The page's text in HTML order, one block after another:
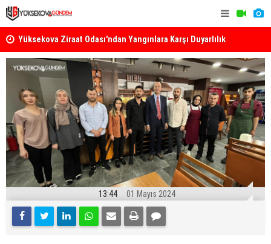
Yüksekova Ziraat Odası'ndan Yangınlara Karşı Duyarlılık
Çağrısı
13:44 01 Mayıs 2024